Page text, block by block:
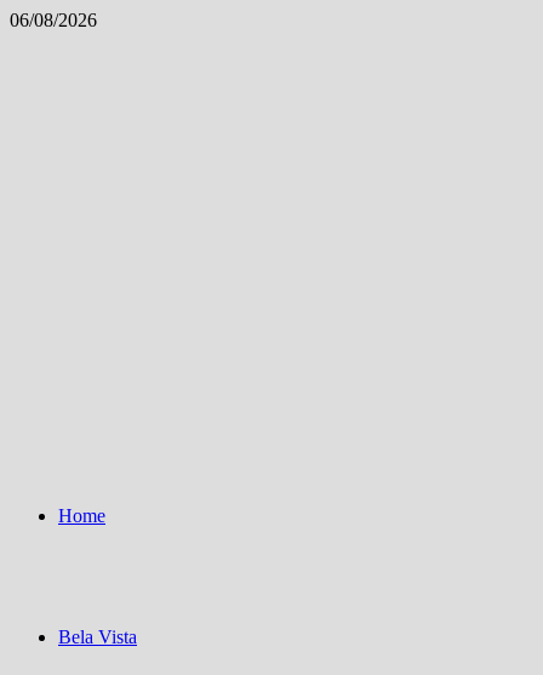
Skip
06/08/2026
Home
Bela Vista